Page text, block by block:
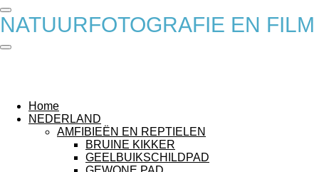
Ga
direct
de
NATUURFOTOGRAFIE EN FILM
Home
NEDERLAND
AMFIBIEËN EN REPTIELEN
BRUINE KIKKER
GEELBUIKSCHILDPAD